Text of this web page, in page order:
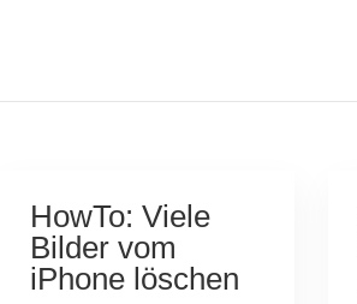
HowTo: Viele
Bilder vom
iPhone löschen